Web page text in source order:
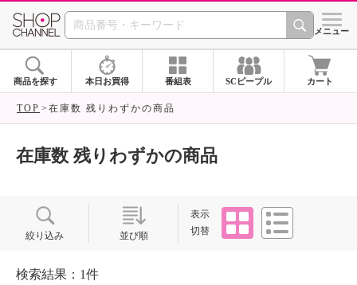
SHOP CHANNEL ショッ
メニュー
商品を探す 本日お買得 番組表 SCピープル カート
TOP 在庫数 残りわずかの商品
在庫数 残りわずかの商品
絞り込み 並び順
表示
切替
タイル
検索結果：1件